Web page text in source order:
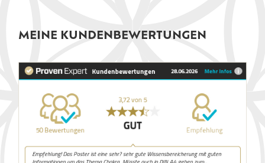
MEINE KUNDENBEWERTUNGEN